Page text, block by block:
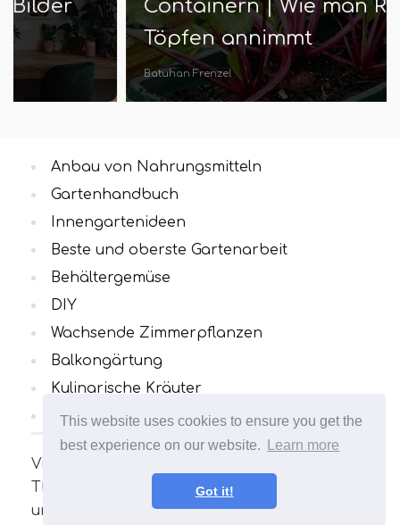
This website uses cookies to ensure you get the
best experience on our website.
Learn more
Got it!
Containern | Wie man Rüben in
Töpfen annimmt
Batuhan Frenzel
Viele interessante und nützliche Artikel zum
Thema Gartenarbeit. Ihr Garten wird
unvergleichlich sein
Anbau von Nahrungsmitteln
Gartenhandbuch
Innengartenideen
Beste und oberste Gartenarbeit
Behältergemüse
DIY
Wachsende Zimmerpflanzen
Balkongärtung
Kulinarische Kräuter
Alle Kategorien